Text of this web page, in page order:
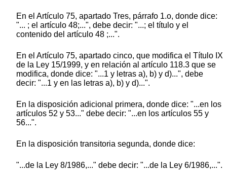
En el Artículo 75, apartado Tres, párrafo 1.o, donde dice:
"... ; el artículo 48;...", debe decir: "...; el título y el
contenido del artículo 48 ;...".
En el Artículo 75, apartado cinco, que modifica el Título IX
de la Ley 15/1999, y en relación al artículo 118.3 que se
modifica, donde dice: "...1 y letras a), b) y d)...", debe
decir: "...1 y en las letras a), b) y d)...".
En la disposición adicional primera, donde dice: "...en los
artículos 52 y 53..." debe decir: "...en los artículos 55 y
56...".
En la disposición transitoria segunda, donde dice:
"...de la Ley 8/1986,..." debe decir: "...de la Ley 6/1986,...".